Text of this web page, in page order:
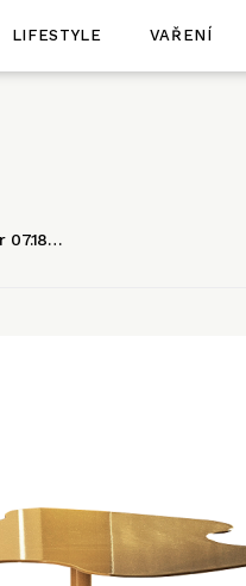
LIFESTYLE VAŘENÍ
07.18…